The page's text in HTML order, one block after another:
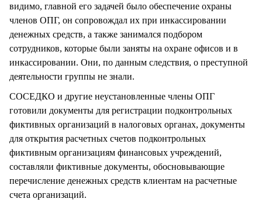
видимо, главной его задачей было обеспечение охраны
членов ОПГ, он сопровождал их при инкассировании
денежных средств, а также занимался подбором
сотрудников, которые были заняты на охране офисов и в
инкассировании. Они, по данным следствия, о преступной
деятельности группы не знали.
СОСЕДКО и другие неустановленные члены ОПГ
готовили документы для регистрации подконтрольных
фиктивных организаций в налоговых органах, документы
для открытия расчетных счетов подконтрольных
фиктивным организациям финансовых учреждений,
составляли фиктивные документы, обосновывающие
перечисление денежных средств клиентам на расчетные
счета организаций.